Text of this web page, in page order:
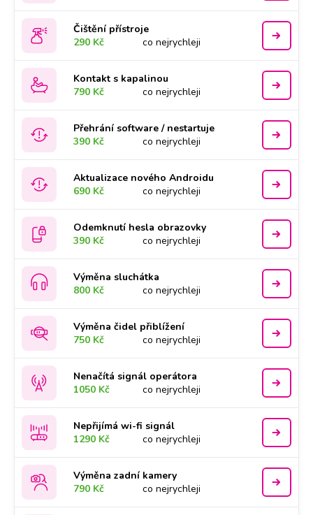
Čištění přístroje
290 Kč
co nejrychleji
Kontakt s kapalinou
790 Kč
co nejrychleji
Přehrání software / nestartuje
390 Kč
co nejrychleji
Aktualizace nového Androidu
690 Kč
co nejrychleji
Odemknutí hesla obrazovky
390 Kč
co nejrychleji
Výměna sluchátka
800 Kč
co nejrychleji
Výměna čidel přiblížení
750 Kč
co nejrychleji
Nenačítá signál operátora
1050 Kč
co nejrychleji
Nepřijímá wi-fi signál
1290 Kč
co nejrychleji
Výměna zadní kamery
790 Kč
co nejrychleji